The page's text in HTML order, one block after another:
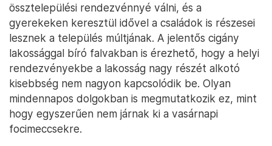
össztelepülési rendezvénnyé válni, és a
gyerekeken keresztül idővel a családok is részesei
lesznek a település múltjának. A jelentős cigány
lakossággal bíró falvakban is érezhető, hogy a helyi
rendezvényekbe a lakosság nagy részét alkotó
kisebbség nem nagyon kapcsolódik be. Olyan
mindennapos dolgokban is megmutatkozik ez, mint
hogy egyszerűen nem járnak ki a vasárnapi
focimeccsekre.